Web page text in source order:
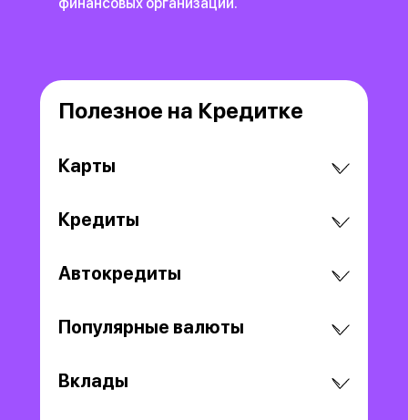
Полезное на Кредитке
Карты
Кредиты
Автокредиты
Популярные валюты
Вклады